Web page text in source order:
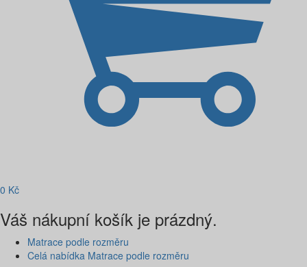
0 Kč
Váš nákupní košík je prázdný.
Matrace podle rozměru
Celá nabídka Matrace podle rozměru